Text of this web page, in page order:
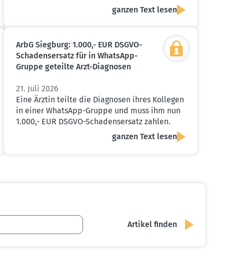
ganzen Text lesen
ArbG Siegburg: 1.000,- EUR DSGVO-
Schadens­ersatz für in WhatsApp-
Gruppe geteilte Arzt-Diagnosen
21. Juli 2026
Eine Ärztin teilte die Diagnosen ihres Kollegen
in einer WhatsApp-Gruppe und muss ihm nun
1.000,- EUR DSGVO-Schadensersatz zahlen.
ganzen Text lesen